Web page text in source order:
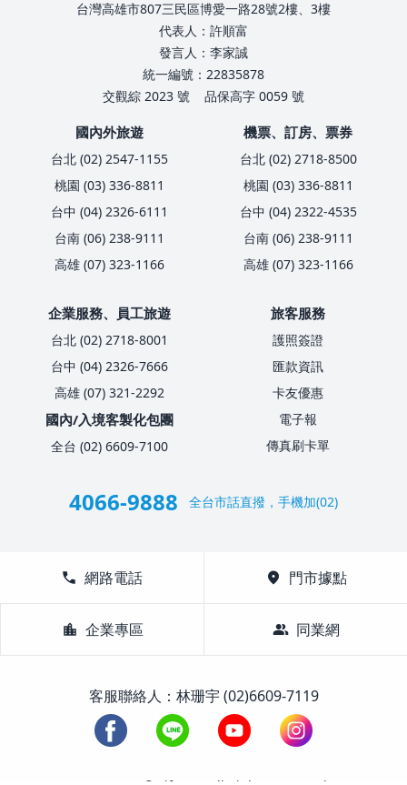
台灣高雄市807三民區博愛一路28號2樓、3樓
代表人：許順富
發言人：李家誠
統一編號：22835878
交觀綜 2023 號
品保高字 0059 號
國內外旅遊
台北 (02) 2547-1155
桃園 (03) 336-8811
台中 (04) 2326-6111
台南 (06) 238-9111
高雄 (07) 323-1166
機票、訂房、票券
台北 (02) 2718-8500
桃園 (03) 336-8811
台中 (04) 2322-4535
台南 (06) 238-9111
高雄 (07) 323-1166
企業服務、員工旅遊
台北 (02) 2718-8001
台中 (04) 2326-7666
高雄 (07) 321-2292
國內/入境客製化包團
全台 (02) 6609-7100
旅客服務
護照簽證
匯款資訊
卡友優惠
電子報
傳真刷卡單
4066-9888 全台市話直撥，手機加(02)
call 網路電話 location_on 門市據點
location_city 企業專區 group 同業網
客服聯絡人：林珊宇 (02)6609-7119